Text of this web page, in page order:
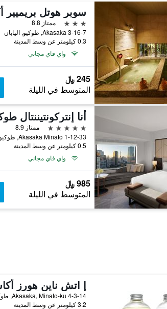
سوبر هوتل بريميير
3 نجوم
ممتاز 8.8
3-16-7 Akasaka, طوكيو, اليابان
0.3 كيلومتر عن وسط المدينة
واي فاي مجاني
245 ﷼
المتوسط في الليلة
أنا إنتركونتيننتال
5 نجوم
ممتاز 8.9
1-12-33 Akasaka Minato, طوكيو, اليابان
0.5 كيلومتر عن وسط المدينة
واي فاي مجاني
985 ﷼
المتوسط في الليلة
إ اتش ناين هورز
4-3-14 Akasaka, Minato-ku, طوكيو, اليابان
3.2 كيلومتر عن وسط المدينة